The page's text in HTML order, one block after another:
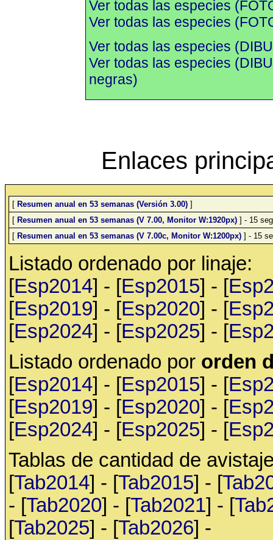
Ver todas las especies
Ver todas las especies
Ver todas las especies
Ver todas las especies
negras)
Enlaces
[ Resumen anual en 53 semanas (Versión 3.00) ]
[ Resumen anual en 53 semanas (V 7.00, Monitor W:1920px) ] - 15
[ Resumen anual en 53 semanas (V 7.00c, Monitor W:1200px) ] - 15
Listado ordenado por linaje:
[Esp2014] - [Esp2015] - [
[Esp2019] - [Esp2020] - [
[Esp2024] - [Esp2025] - [
Listado ordenado por orden
[Esp2014] - [Esp2015] - [
[Esp2019] - [Esp2020] - [
[Esp2024] - [Esp2025] - [
Tablas de cantidad de
[Tab2014] - [Tab2015] - [
- [Tab2020] - [Tab2021] - [
[Tab2025] - [Tab2026] -